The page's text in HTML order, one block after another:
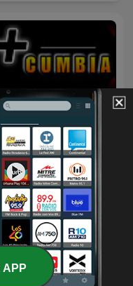
Más Cumbia
APP